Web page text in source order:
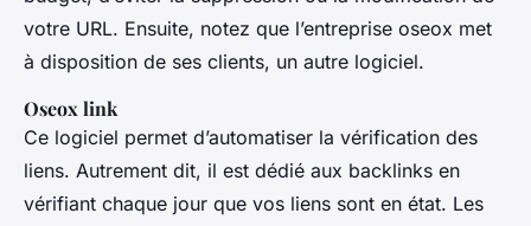
votre URL. Ensuite, notez que l’entreprise oseox met
à disposition de ses clients, un autre logiciel.
Oseox link
Ce logiciel permet d’automatiser la vérification des
liens. Autrement dit, il est dédié aux backlinks en
vérifiant chaque jour que vos liens sont en état. Les